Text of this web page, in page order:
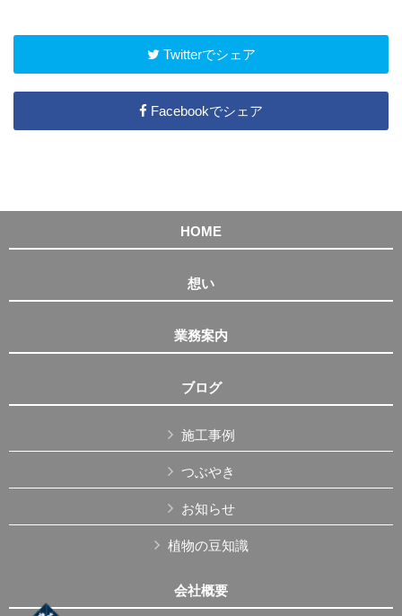
Twitterでシェア
Facebookでシェア
HOME
想い
業務案内
ブログ
施工事例
つぶやき
お知らせ
植物の豆知識
会社概要